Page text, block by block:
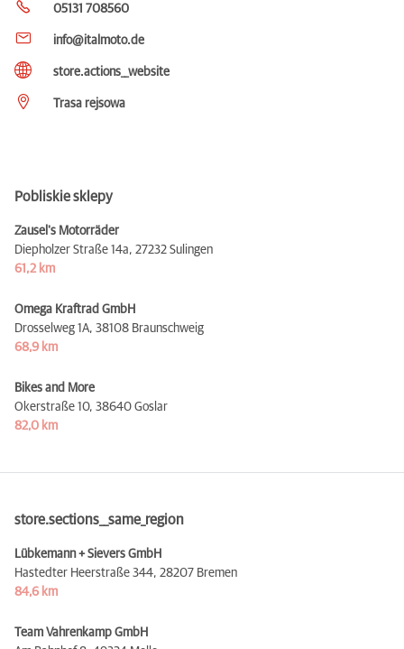
05131 708560
info@italmoto.de
store.actions__website
Trasa rejsowa
Pobliskie sklepy
Zausel's Motorräder
Diepholzer Straße 14a, 27232 Sulingen
61,2 km
Omega Kraftrad GmbH
Drosselweg 1A, 38108 Braunschweig
68,9 km
Bikes and More
Okerstraße 10, 38640 Goslar
82,0 km
store.sections__same_region
Lübkemann + Sievers GmbH
Hastedter Heerstraße 344, 28207 Bremen
84,6 km
Team Vahrenkamp GmbH